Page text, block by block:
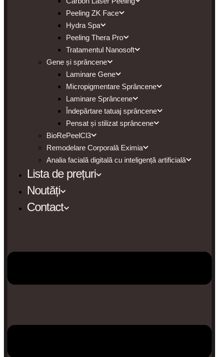
Peeling ZK Face
Hydra Spa
Peeling Thera Pro
Tratamentul Nanosoft
Gene și sprâncene
Laminare Gene
Micropigmentare Sprâncene
Laminare Sprâncene
Îndepărtare tatuaj sprâncene
Pensat și stilizat sprâncene
BioRePeelCl3
Remodelare Corporală Eximia
Analia facială digitală cu inteligență artificială
Lista de prețuri
Noutăți
Contact